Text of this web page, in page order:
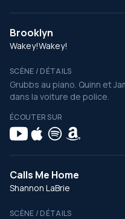
Brooklyn
Wakey!Wakey!
SCÈNE / DÉTAILS
Grubbs au piano. Quinn et
dans la voiture de police.
ÉCOUTER SUR
Calls Me Home
Shannon LaBrie
SCÈNE / DÉTAILS